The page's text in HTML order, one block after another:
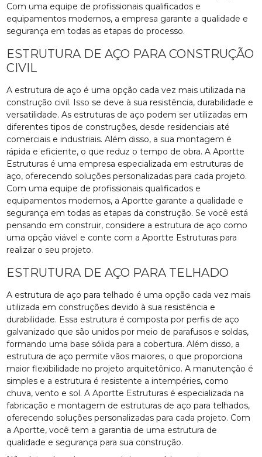
Com uma equipe de profissionais qualificados e
equipamentos modernos, a empresa garante a qualidade e
segurança em todas as etapas do processo.
ESTRUTURA DE AÇO PARA CONSTRUÇÃO
CIVIL
A estrutura de aço é uma opção cada vez mais utilizada na
construção civil. Isso se deve à sua resistência, durabilidade e
versatilidade. As estruturas de aço podem ser utilizadas em
diferentes tipos de construções, desde residenciais até
comerciais e industriais. Além disso, a sua montagem é
rápida e eficiente, o que reduz o tempo de obra. A Aportte
Estruturas é uma empresa especializada em estruturas de
aço, oferecendo soluções personalizadas para cada projeto.
Com uma equipe de profissionais qualificados e
equipamentos modernos, a Aportte garante a qualidade e
segurança em todas as etapas da construção. Se você está
pensando em construir, considere a estrutura de aço como
uma opção viável e conte com a Aportte Estruturas para
realizar o seu projeto.
ESTRUTURA DE AÇO PARA TELHADO
A estrutura de aço para telhado é uma opção cada vez mais
utilizada em construções devido à sua resistência e
durabilidade. Essa estrutura é composta por perfis de aço
galvanizado que são unidos por meio de parafusos e soldas,
formando uma base sólida para a cobertura. Além disso, a
estrutura de aço permite vãos maiores, o que proporciona
maior flexibilidade no projeto arquitetônico. A manutenção é
simples e a estrutura é resistente a intempéries, como
chuva, vento e sol. A Aportte Estruturas é especializada na
fabricação e montagem de estruturas de aço para telhados,
oferecendo soluções personalizadas para cada projeto. Com
a Aportte, você tem a garantia de uma estrutura de
qualidade e segurança para sua construção.